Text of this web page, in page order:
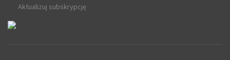
Aktualizuj subskrypcję